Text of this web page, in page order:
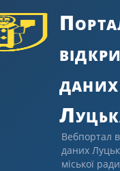
даних
Вебпортал
даних
міської ради